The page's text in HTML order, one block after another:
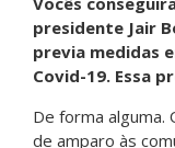
presidente Jair
previa medidas
Covid-19. Essa
De forma alguma.
de amparo às